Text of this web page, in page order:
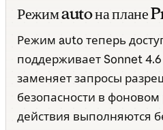
Режим auto на плане
Режим auto теперь
поддерживает Sonnet
заменяет запросы
безопасности в
действия выполняются